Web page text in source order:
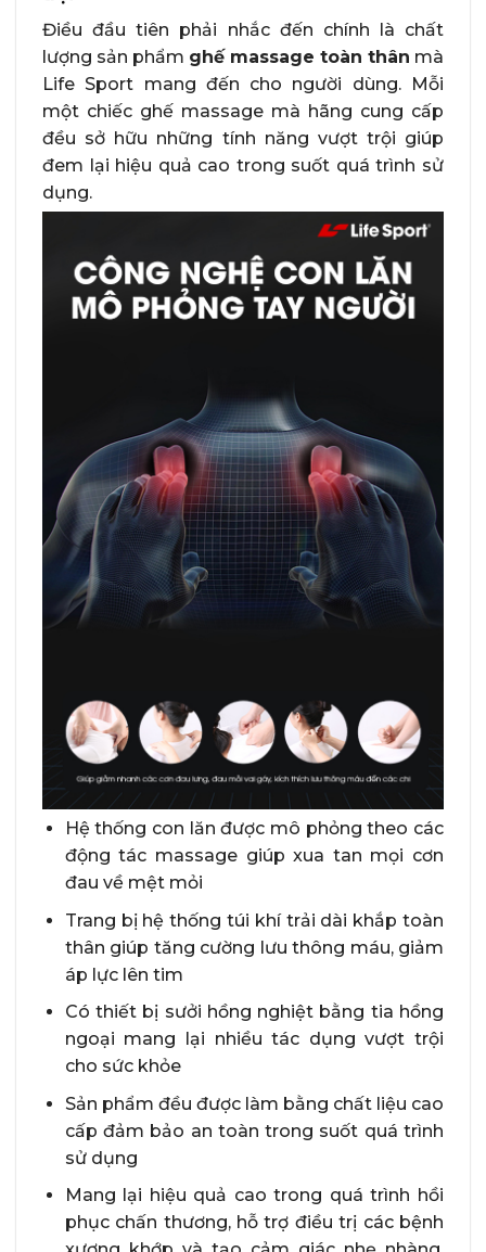
Điều đầu tiên phải nhắc đến chính là chất
lượng sản phẩm ghế massage toàn thân mà
Life Sport mang đến cho người dùng. Mỗi
một chiếc ghế massage mà hãng cung cấp
đều sở hữu những tính năng vượt trội giúp
đem lại hiệu quả cao trong suốt quá trình sử
dụng.
Hệ thống con lăn được mô phỏng theo các
động tác massage giúp xua tan mọi cơn
đau về mệt mỏi
Trang bị hệ thống túi khí trải dài khắp toàn
thân giúp tăng cường lưu thông máu, giảm
áp lực lên tim
Có thiết bị sưởi hồng nghiệt bằng tia hồng
ngoại mang lại nhiều tác dụng vượt trội
cho sức khỏe
Sản phẩm đều được làm bằng chất liệu cao
cấp đảm bảo an toàn trong suốt quá trình
sử dụng
Mang lại hiệu quả cao trong quá trình hồi
phục chấn thương, hỗ trợ điều trị các bệnh